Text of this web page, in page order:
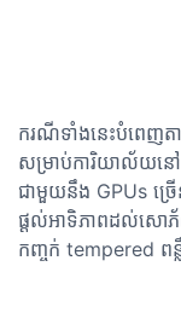
ករណីទាំងនេះបំពេញ
សម្រាប់ការិយាល័យន
ជាមួយនឹង GPUs ច្រើ
ផ្តល់អាទិភាពដល់សោ
កញ្ចក់ tempered ព